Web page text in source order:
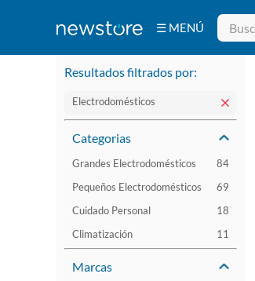
☰ MENÚ
Fitness
Aire Libre y
Resultados filtrados por:
Electrodomésticos
Categorias
Grandes Electrodomésticos
84
Pequeños Electrodomésticos
69
Cuidado Personal
18
Climatización
11
Marcas